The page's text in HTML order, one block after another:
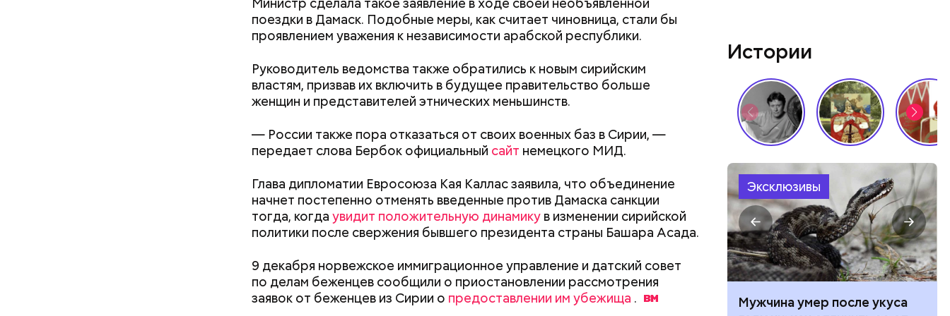
поездки в Дамаск. Подобные меры, как считает чиновница, стали бы
проявлением уважения к независимости арабской республики.
Руководитель ведомства также обратились к новым сирийским
властям, призвав их включить в будущее правительство больше
женщин и представителей этнических меньшинств.
— России также пора отказаться от своих военных баз в Сирии, —
передает слова Бербок официальный сайт немецкого МИД.
Глава дипломатии Евросоюза Кая Каллас заявила, что объединение
начнет постепенно отменять введенные против Дамаска санкции
тогда, когда увидит положительную динамику в изменении сирийской
политики после свержения бывшего президента страны Башара Асада.
9 декабря норвежское иммиграционное управление и датский совет
по делам беженцев сообщили о приостановлении рассмотрения
заявок от беженцев из Сирии о предоставлении им убежища .
Леонтьев заметил, что атака целой акульей стаи на человека в
открытом море или океане вполне реальна. Следовательно, нужно
делать все возможное, чтобы не оказаться за бортом.
— Для группы из пяти человек такое путешествие обойдется в
прим. «ВМ»), — уточнил он.
По мнению военного эксперта и сопредседателя Ассоциации военных
политологов Василия Белозерова, стрелки часов Судного дня уже не
Истории
Эксклюзивы
Выломал дверь ванной и
Похудеть поможет горчица:
Мужчина умер после укуса